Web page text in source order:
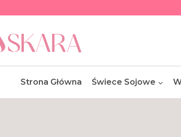
Strona Główna Świece Sojowe